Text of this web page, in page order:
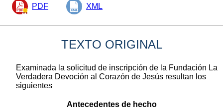
PDF XML
TEXTO ORIGINAL
Examinada la solicitud de inscripción de la Fundación La
Verdadera Devoción al Corazón de Jesús resultan los
siguientes
Antecedentes de hecho